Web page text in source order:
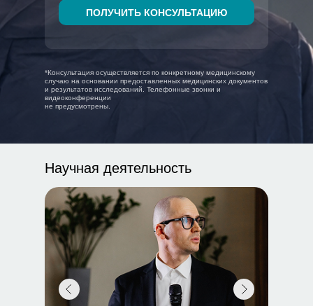
ПОЛУЧИТЬ КОНСУЛЬТАЦИЮ
*Консультация осуществляется по конкретному медицинскому
случаю на основании предоставленных медицинских документов
и результатов исследований. Телефонные звонки и
видеоконференции
не предусмотрены.
Научная деятельность